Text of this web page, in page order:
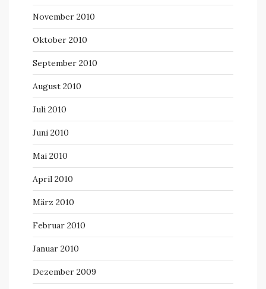
November 2010
Oktober 2010
September 2010
August 2010
Juli 2010
Juni 2010
Mai 2010
April 2010
März 2010
Februar 2010
Januar 2010
Dezember 2009